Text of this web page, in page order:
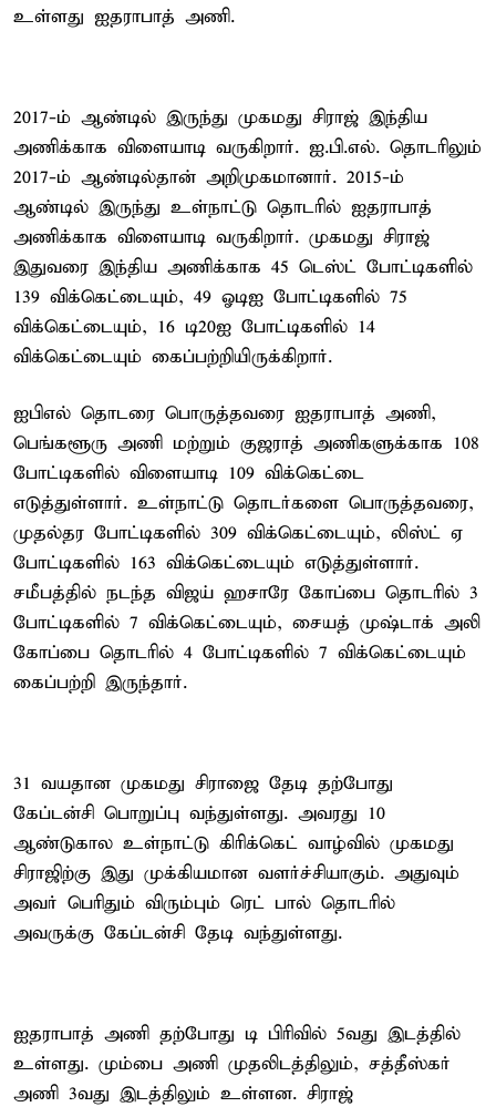
உள்ளது ஐதராபாத் அணி.
2017-ம் ஆண்டில் இருந்து முகமது சிராஜ் இந்திய
அணிக்காக விளையாடி வருகிறார். ஐ.பி.எல். தொடரிலும்
2017-ம் ஆண்டில்தான் அறிமுகமானார். 2015-ம்
ஆண்டில் இருந்து உள்நாட்டு தொடரில் ஐதராபாத்
அணிக்காக விளையாடி வருகிறார். முகமது சிராஜ்
இதுவரை இந்திய அணிக்காக 45 டெஸ்ட் போட்டிகளில்
139 விக்கெட்டையும், 49 ஓடிஐ போட்டிகளில் 75
விக்கெட்டையும், 16 டி20ஐ போட்டிகளில் 14
விக்கெட்டையும் கைப்பற்றியிருக்கிறார்.
ஐபிஎல் தொடரை பொருத்தவரை ஐதராபாத் அணி,
பெங்களூரு அணி மற்றும் குஜராத் அணிகளுக்காக 108
போட்டிகளில் விளையாடி 109 விக்கெட்டை
எடுத்துள்ளார். உள்நாட்டு தொடர்களை பொருத்தவரை,
முதல்தர போட்டிகளில் 309 விக்கெட்டையும், லிஸ்ட் ஏ
போட்டிகளில் 163 விக்கெட்டையும் எடுத்துள்ளார்.
சமீபத்தில் நடந்த விஜய் ஹசாரே கோப்பை தொடரில் 3
போட்டிகளில் 7 விக்கெட்டையும், சையத் முஷ்டாக் அலி
கோப்பை தொடரில் 4 போட்டிகளில் 7 விக்கெட்டையும்
கைப்பற்றி இருந்தார்.
31 வயதான முகமது சிராஜை தேடி தற்போது
கேப்டன்சி பொறுப்பு வந்துள்ளது. அவரது 10
ஆண்டுகால உள்நாட்டு கிரிக்கெட் வாழ்வில் முகமது
சிராஜிற்கு இது முக்கியமான வளர்ச்சியாகும். அதுவும்
அவர் பெரிதும் விரும்பும் ரெட் பால் தொடரில்
அவருக்கு கேப்டன்சி தேடி வந்துள்ளது.
ஐதராபாத் அணி தற்போது டி பிரிவில் 5வது இடத்தில்
உள்ளது. மும்பை அணி முதலிடத்திலும், சத்தீஸ்கர்
அணி 3வது இடத்திலும் உள்ளன. சிராஜ்